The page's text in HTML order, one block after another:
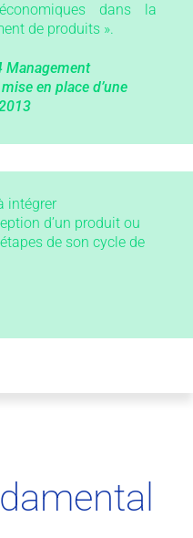
dans la
de produits ».
Management
en place d’une
intégrer
d’un produit ou
de son cycle de